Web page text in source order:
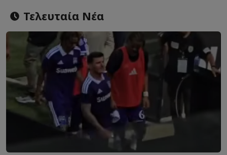
Τελευταία Νέα